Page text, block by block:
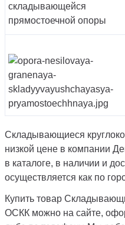
складывающейся
прямостоечной опоры
Складывающиеся
низкой цене в компании
в каталоге, в наличии и
осуществляется как по
Купить товар
ОСКК можно на сайте,